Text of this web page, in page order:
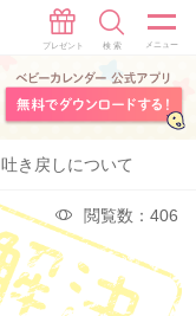
吐き戻しについて
閲覧数：406